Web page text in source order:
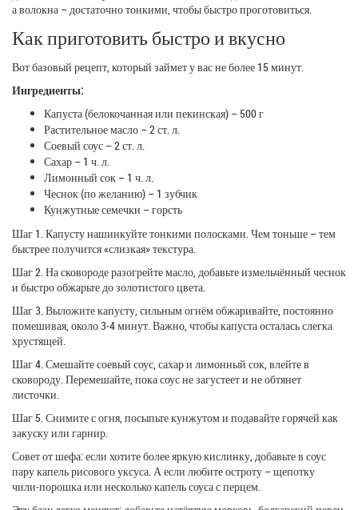
а волокна – достаточно тонкими, чтобы быстро проготовиться.
Как приготовить быстро и вкусно
Вот базовый рецепт, который займет у вас не более 15 минут.
Ингредиенты:
Капуста (белокочанная или пекинская) – 500 г
Растительное масло – 2 ст. л.
Соевый соус – 2 ст. л.
Сахар – 1 ч. л.
Лимонный сок – 1 ч. л.
Чеснок (по желанию) – 1 зубчик
Кунжутные семечки – горсть
Шаг 1. Капусту нашинкуйте тонкими полосками. Чем тоньше – тем
быстрее получится «слизкая» текстура.
Шаг 2. На сковороде разогрейте масло, добавьте измельчённый чеснок
и быстро обжарьте до золотистого цвета.
Шаг 3. Выложите капусту, сильным огнём обжаривайте, постоянно
помешивая, около 3‑4 минут. Важно, чтобы капуста осталась слегка
хрустящей.
Шаг 4. Смешайте соевый соус, сахар и лимонный сок, влейте в
сковороду. Перемешайте, пока соус не загустеет и не обтянет
листочки.
Шаг 5. Снимите с огня, посыпьте кунжутом и подавайте горячей как
закуску или гарнир.
Совет от шефа: если хотите более яркую кислинку, добавьте в соус
пару капель рисового уксуса. А если любите остроту – щепотку
чили‑порошка или несколько капель соуса с перцем.